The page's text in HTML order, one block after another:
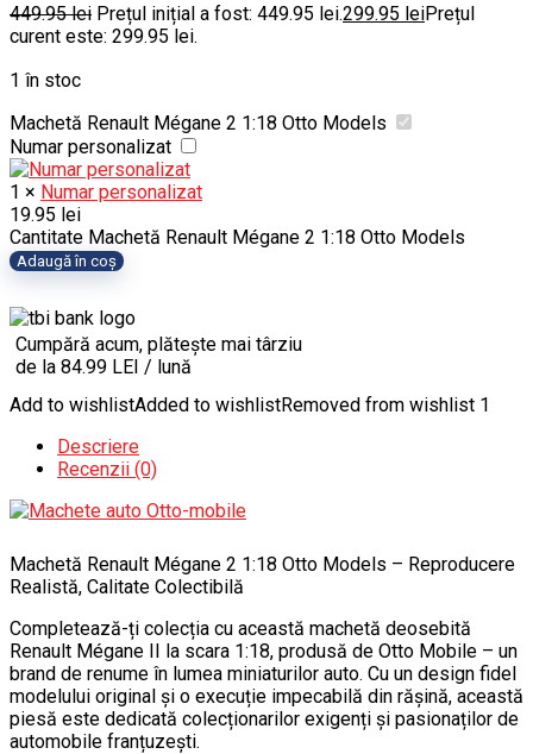
449.95lei Prețul inițial a fost: 449.95 lei.299.95 leiPrețul
curent este: 299.95 lei.
1 în stoc
Machetă Renault Mégane 2 1:18 Otto Models
Numar personalizat
1 × Numar personalizat
19.95 lei
Cantitate Machetă Renault Mégane 2 1:18 Otto Models
Adaugă în coș
Cumpără acum, plătește mai târziu
de la 84.99 LEI / lună
Add to wishlistAdded to wishlistRemoved from wishlist 1
Descriere
Recenzii (0)
Machetă Renault Mégane 2 1:18 Otto Models – Reproducere
Realistă, Calitate Colectibilă
Completează-ți colecția cu această machetă deosebită
Renault Mégane II la scara 1:18, produsă de Otto Mobile – un
brand de renume în lumea miniaturilor auto. Cu un design fidel
modelului original și o execuție impecabilă din rășină, această
piesă este dedicată colecționarilor exigenți și pasionaților de
automobile franțuzești.